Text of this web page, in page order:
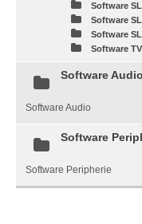
Software
Software
Software
Software
Software Audio
Software Audio
Software
Software Peripherie